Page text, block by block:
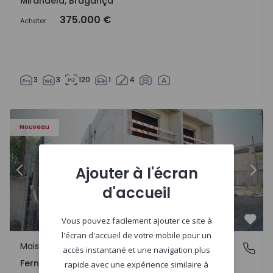
Acheter 375.000 €
3 3 120 1 4
Nouveau
Maison Jumelée T3 Seixal, Pinhal General - 1575229 - 1
Précédent
Fernão Ferro, Setúbal
Maison Jumelée
Fernão Ferro, Setúbal
Ajouter à l'écran
d'accueil
Vous pouvez facilement ajouter ce site à
l'écran d'accueil de votre mobile pour un
accès instantané et une navigation plus
rapide avec une expérience similaire à